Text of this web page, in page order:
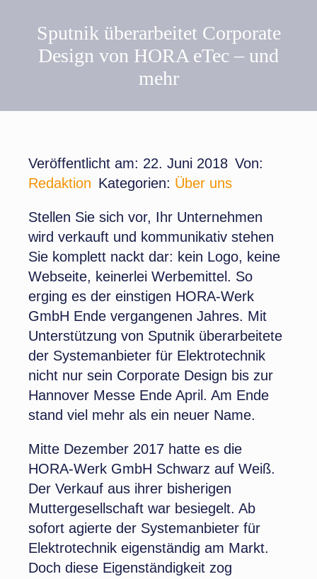
Sputnik überarbeitet Corporate
Design von HORA eTec – und
mehr
Veröffentlicht am: 22. Juni 2018 Von:
Redaktion Kategorien: Über uns
Stellen Sie sich vor, Ihr Unternehmen
wird verkauft und kommunikativ stehen
Sie komplett nackt dar: kein Logo, keine
Webseite, keinerlei Werbemittel. So
erging es der einstigen HORA-Werk
GmbH Ende vergangenen Jahres. Mit
Unterstützung von Sputnik überarbeitete
der Systemanbieter für Elektrotechnik
nicht nur sein Corporate Design bis zur
Hannover Messe Ende April. Am Ende
stand viel mehr als ein neuer Name.
Mitte Dezember 2017 hatte es die
HORA-Werk GmbH Schwarz auf Weiß.
Der Verkauf aus ihrer bisherigen
Muttergesellschaft war besiegelt. Ab
sofort agierte der Systemanbieter für
Elektrotechnik eigenständig am Markt.
Doch diese Eigenständigkeit zog